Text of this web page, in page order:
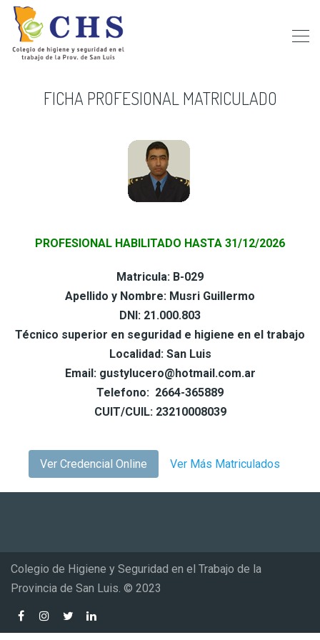
FICHA PROFESIONAL MATRICULADO
PROFESIONAL HABILITADO HASTA 31/12/2026
Matricula: B-029
Apellido y Nombre: Musri Guillermo
DNI: 21.000.803
Técnico superior en seguridad e higiene en el trabajo
Localidad: San Luis
Email: gustylucero@hotmail.com.ar
Telefono: 2664-365889
CUIT/CUIL: 23210008039
Ver Credencial Online Ver Más Matriculados
Colegio de Higiene y Seguridad en el Trabajo de la
Provincia de San Luis. © 2023